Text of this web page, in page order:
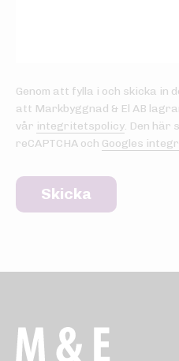
Genom att fylla i och skicka in
att Markbyggnad & El AB
vår integritetspolicy. Den här
reCAPTCHA och Googles